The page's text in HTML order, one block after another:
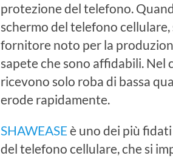
protezione del telefono.
schermo del telefono
fornitore noto per la
sapete che sono affidabili.
ricevono solo roba di bassa
erode rapidamente.
SHAWEASE è uno dei più
del telefono cellulare, che si